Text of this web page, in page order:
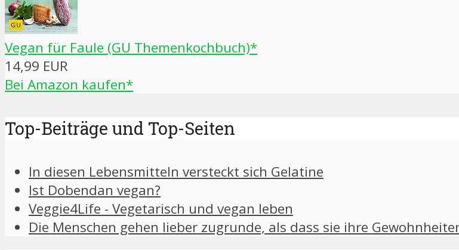
Vegan für Faule (GU Themenkochbuch)*
14,99 EUR
Bei Amazon kaufen*
Top-Beiträge und Top-Seiten
In diesen Lebensmitteln versteckt sich Gelatine
Ist Dobendan vegan?
Veggie4Life - Vegetarisch und vegan leben
Die Menschen gehen lieber zugrunde, als dass sie ihre